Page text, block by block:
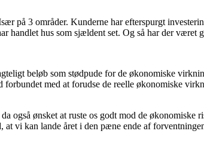
på 3 områder. Kunderne har efterspurgt
handlet hus som sjældent set. Og så har der
beløb som stødpude for de økonomiske
med at forudse de reelle økonomiske
også ønsket at ruste os godt mod de
vi kan lande året i den pæne ende af